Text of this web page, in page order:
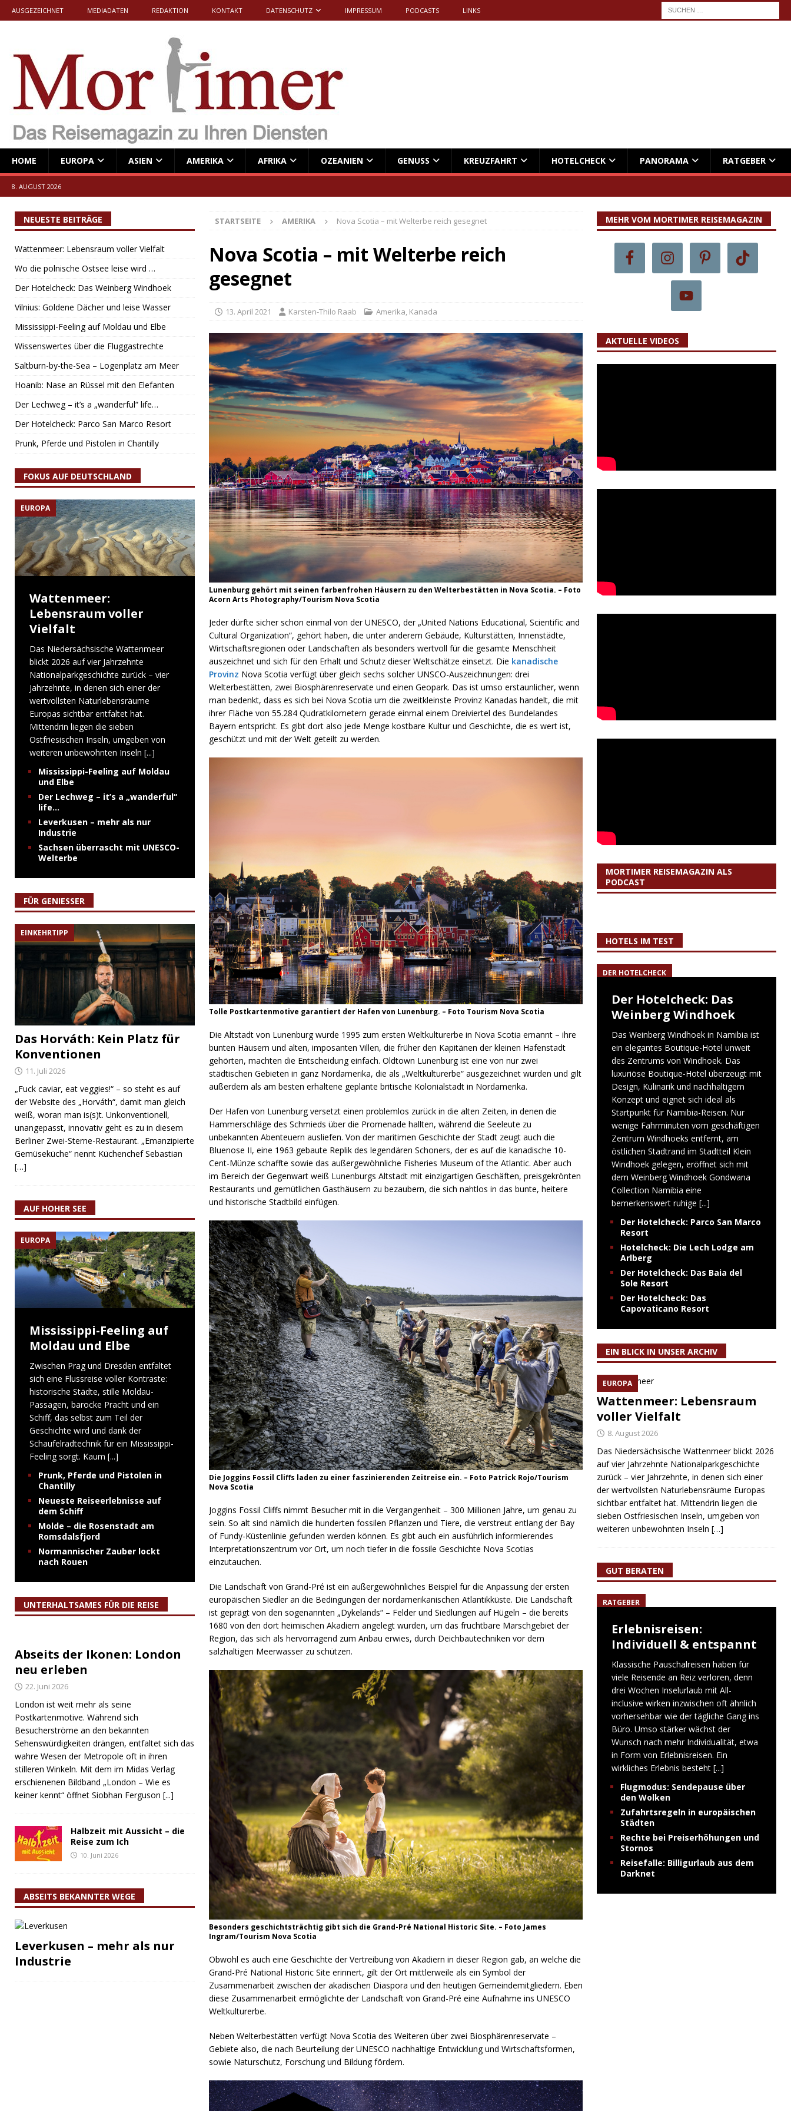
AUSGEZEICHNET MEDIADATEN REDAKTION KONTAKT DATENSCHUTZ IMPRESSUM PODCASTS LINKS
HOME EUROPA ASIEN AMERIKA AFRIKA OZEANIEN GENUSS KREUZFAHRT HOTELCHECK PANORAMA RATGEBER
8. AUGUST 2026
STARTSEITE AMERIKA Nova Scotia – mit Welterbe reich gesegnet
Nova Scotia – mit Welterbe reich
gesegnet
13. April 2021 Karsten-Thilo Raab Amerika, Kanada
Lunenburg gehört mit seinen farbenfrohen Häusern zu den Welterbestätten in Nova Scotia. – Foto
Acorn Arts Photography/Tourism Nova Scotia
Jeder dürfte sicher schon einmal von der UNESCO, der „United Nations Educational, Scientific and
Cultural Organization“, gehört haben, die unter anderem Gebäude, Kulturstätten, Innenstädte,
Wirtschaftsregionen oder Landschaften als besonders wertvoll für die gesamte Menschheit
auszeichnet und sich für den Erhalt und Schutz dieser Weltschätze einsetzt. Die kanadische
Provinz Nova Scotia verfügt über gleich sechs solcher UNSCO-Auszeichnungen: drei
Welterbestätten, zwei Biosphärenreservate und einen Geopark. Das ist umso erstaunlicher, wenn
man bedenkt, dass es sich bei Nova Scotia um die zweitkleinste Provinz Kanadas handelt, die mit
ihrer Fläche von 55.284 Qudratkilometern gerade einmal einem Dreiviertel des Bundelandes
Bayern entspricht. Es gibt dort also jede Menge kostbare Kultur und Geschichte, die es wert ist,
geschützt und mit der Welt geteilt zu werden.
Tolle Postkartenmotive garantiert der Hafen von Lunenburg. – Foto Tourism Nova Scotia
Die Altstadt von Lunenburg wurde 1995 zum ersten Weltkulturerbe in Nova Scotia ernannt – ihre
bunten Häusern und alten, imposanten Villen, die früher den Kapitänen der kleinen Hafenstadt
gehörten, machten die Entscheidung einfach. Oldtown Lunenburg ist eine von nur zwei
städtischen Gebieten in ganz Nordamerika, die als „Weltkulturerbe“ ausgezeichnet wurden und gilt
außerdem als am besten erhaltene geplante britische Kolonialstadt in Nordamerika.
Der Hafen von Lunenburg versetzt einen problemlos zurück in die alten Zeiten, in denen die
Hammerschläge des Schmieds über die Promenade hallten, während die Seeleute zu
unbekannten Abenteuern ausliefen. Von der maritimen Geschichte der Stadt zeugt auch die
Bluenose II, eine 1963 gebaute Replik des legendären Schoners, der es auf die kanadische 10-
Cent-Münze schaffte sowie das außergewöhnliche Fisheries Museum of the Atlantic. Aber auch
im Bereich der Gegenwart weiß Lunenburgs Altstadt mit einzigartigen Geschäften, preisgekrönten
Restaurants und gemütlichen Gasthäusern zu bezaubern, die sich nahtlos in das bunte, heitere
und historische Stadtbild einfügen.
Die Joggins Fossil Cliffs laden zu einer faszinierenden Zeitreise ein. – Foto Patrick Rojo/Tourism
Nova Scotia
Joggins Fossil Cliffs nimmt Besucher mit in die Vergangenheit – 300 Millionen Jahre, um genau zu
sein. So alt sind nämlich die hunderten fossilen Pflanzen und Tiere, die verstreut entlang der Bay
of Fundy-Küstenlinie gefunden werden können. Es gibt auch ein ausführlich informierendes
Interpretationszentrum vor Ort, um noch tiefer in die fossile Geschichte Nova Scotias
einzutauchen.
Die Landschaft von Grand-Pré ist ein außergewöhnliches Beispiel für die Anpassung der ersten
europäischen Siedler an die Bedingungen der nordamerikanischen Atlantikküste. Die Landschaft
ist geprägt von den sogenannten „Dykelands“ – Felder und Siedlungen auf Hügeln – die bereits
1680 von den dort heimischen Akadiern angelegt wurden, um das fruchtbare Marschgebiet der
Region, das sich als hervorragend zum Anbau erwies, durch Deichbautechniken vor dem
salzhaltigen Meerwasser zu schützen.
Besonders geschichtsträchtig gibt sich die Grand-Pré National Historic Site. – Foto James
Ingram/Tourism Nova Scotia
Obwohl es auch eine Geschichte der Vertreibung von Akadiern in dieser Region gab, an welche die
Grand-Pré National Historic Site erinnert, gilt der Ort mittlerweile als ein Symbol der
Zusammenarbeit zwischen der akadischen Diaspora und den heutigen Gemeindemitgliedern. Eben
diese Zusammenarbeit ermöglichte der Landschaft von Grand-Pré eine Aufnahme ins UNESCO
Weltkulturerbe.
Neben Welterbestätten verfügt Nova Scotia des Weiteren über zwei Biosphärenreservate –
Gebiete also, die nach Beurteilung der UNESCO nachhaltige Entwicklung und Wirtschaftsformen,
sowie Naturschutz, Forschung und Bildung fördern.
NEUESTE BEITRÄGE
Wattenmeer: Lebensraum voller Vielfalt
Wo die polnische Ostsee leise wird …
Der Hotelcheck: Das Weinberg Windhoek
Vilnius: Goldene Dächer und leise Wasser
Mississippi-Feeling auf Moldau und Elbe
Wissenswertes über die Fluggastrechte
Saltburn-by-the-Sea – Logenplatz am Meer
Hoanib: Nase an Rüssel mit den Elefanten
Der Lechweg – it’s a „wanderful“ life…
Der Hotelcheck: Parco San Marco Resort
Prunk, Pferde und Pistolen in Chantilly
FOKUS AUF DEUTSCHLAND
EUROPA
Wattenmeer:
Lebensraum voller
Vielfalt
Das Niedersächsische Wattenmeer
blickt 2026 auf vier Jahrzehnte
Nationalparkgeschichte zurück – vier
Jahrzehnte, in denen sich einer der
wertvollsten Naturlebensräume
Europas sichtbar entfaltet hat.
Mittendrin liegen die sieben
Ostfriesischen Inseln, umgeben von
weiteren unbewohnten Inseln [...]
Mississippi-Feeling auf Moldau
und Elbe
Der Lechweg – it’s a „wanderful“
life…
Leverkusen – mehr als nur
Industrie
Sachsen überrascht mit UNESCO-
Welterbe
FÜR GENIESSER
EINKEHRTIPP
Das Horváth: Kein Platz für
Konventionen
11. Juli 2026
„Fuck caviar, eat veggies!“ – so steht es auf
der Website des „Horváth“, damit man gleich
weiß, woran man is(s)t. Unkonventionell,
unangepasst, innovativ geht es zu in diesem
Berliner Zwei-Sterne-Restaurant. „Emanzipierte
Gemüseküche“ nennt Küchenchef Sebastian
[…]
AUF HOHER SEE
EUROPA
Mississippi-Feeling auf
Moldau und Elbe
Zwischen Prag und Dresden entfaltet
sich eine Flussreise voller Kontraste:
historische Städte, stille Moldau-
Passagen, barocke Pracht und ein
Schiff, das selbst zum Teil der
Geschichte wird und dank der
Schaufelradtechnik für ein Mississippi-
Feeling sorgt. Kaum [...]
Prunk, Pferde und Pistolen in
Chantilly
Neueste Reiseerlebnisse auf
dem Schiff
Molde – die Rosenstadt am
Romsdalsfjord
Normannischer Zauber lockt
nach Rouen
UNTERHALTSAMES FÜR DIE REISE
Abseits der Ikonen: London
neu erleben
22. Juni 2026
London ist weit mehr als seine
Postkartenmotive. Während sich
Besucherströme an den bekannten
Sehenswürdigkeiten drängen, entfaltet sich das
wahre Wesen der Metropole oft in ihren
stilleren Winkeln. Mit dem im Midas Verlag
erschienenen Bildband „London – Wie es
keiner kennt“ öffnet Siobhan Ferguson [...]
Halbzeit mit Aussicht – die
Reise zum Ich
10. Juni 2026
ABSEITS BEKANNTER WEGE
Leverkusen – mehr als nur
Industrie
MEHR VOM MORTIMER REISEMAGAZIN
AKTUELLE VIDEOS
MORTIMER REISEMAGAZIN ALS
PODCAST
HOTELS IM TEST
DER HOTELCHECK
Der Hotelcheck: Das
Weinberg Windhoek
Das Weinberg Windhoek in Namibia ist
ein elegantes Boutique-Hotel unweit
des Zentrums von Windhoek. Das
luxuriöse Boutique-Hotel überzeugt mit
Design, Kulinarik und nachhaltigem
Konzept und eignet sich ideal als
Startpunkt für Namibia-Reisen. Nur
wenige Fahrminuten vom geschäftigen
Zentrum Windhoeks entfernt, am
östlichen Stadtrand im Stadtteil Klein
Windhoek gelegen, eröffnet sich mit
dem Weinberg Windhoek Gondwana
Collection Namibia eine
bemerkenswert ruhige [...]
Der Hotelcheck: Parco San Marco
Resort
Hotelcheck: Die Lech Lodge am
Arlberg
Der Hotelcheck: Das Baia del
Sole Resort
Der Hotelcheck: Das
Capovaticano Resort
EIN BLICK IN UNSER ARCHIV
EUROPA
Wattenmeer: Lebensraum
voller Vielfalt
8. August 2026
Das Niedersächsische Wattenmeer blickt 2026
auf vier Jahrzehnte Nationalparkgeschichte
zurück – vier Jahrzehnte, in denen sich einer
der wertvollsten Naturlebensräume Europas
sichtbar entfaltet hat. Mittendrin liegen die
sieben Ostfriesischen Inseln, umgeben von
weiteren unbewohnten Inseln […]
GUT BERATEN
RATGEBER
Erlebnisreisen:
Individuell & entspannt
Klassische Pauschalreisen haben für
viele Reisende an Reiz verloren, denn
drei Wochen Inselurlaub mit All-
inclusive wirken inzwischen oft ähnlich
vorhersehbar wie der tägliche Gang ins
Büro. Umso stärker wächst der
Wunsch nach mehr Individualität, etwa
in Form von Erlebnisreisen. Ein
wirkliches Erlebnis besteht [...]
Flugmodus: Sendepause über
den Wolken
Zufahrtsregeln in europäischen
Städten
Rechte bei Preiserhöhungen und
Stornos
Reisefalle: Billigurlaub aus dem
Darknet